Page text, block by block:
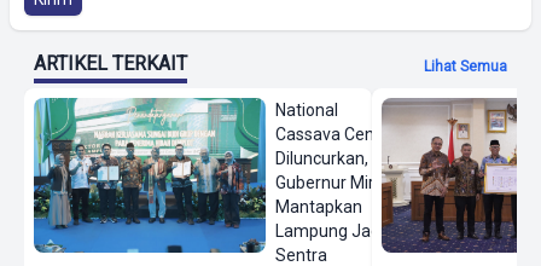
ARTIKEL TERKAIT Lihat Semua
National
Cassava Center
Diluncurkan,
Gubernur Mirza
Mantapkan
Lampung Jadi
Sentra